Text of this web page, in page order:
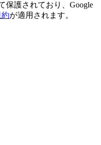
保護されており、Google
が適用されます。